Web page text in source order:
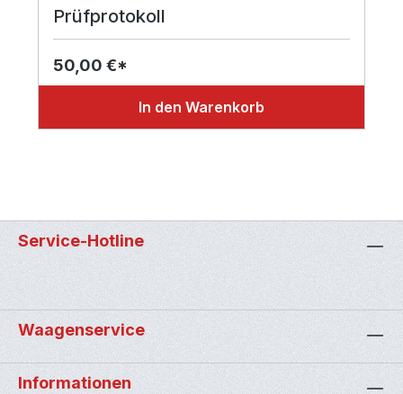
Prüfprotokoll
50,00 €*
In den Warenkorb
Service-Hotline
Waagenservice
Informationen